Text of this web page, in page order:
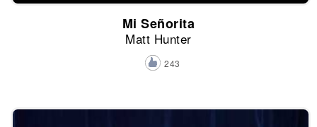
Mi Señorita
Matt Hunter
243